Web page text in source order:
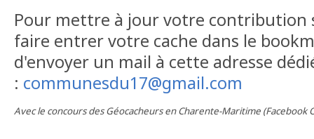
Pour mettre à jour votre contribution
faire entrer votre cache dans le
d'envoyer un mail à cette adresse
: communesdu17@gmail.com
Avec le concours des Géocacheurs en Charente-Maritime (Facebook